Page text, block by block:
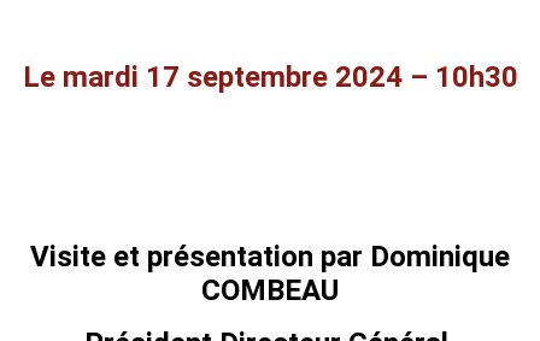
Le mardi 17 septembre 2024 – 10h30
Visite et présentation par Dominique
COMBEAU